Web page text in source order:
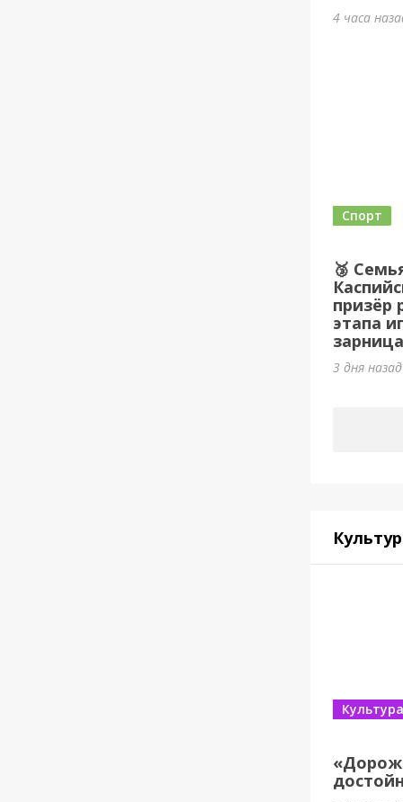
4 часа
🥉
призёр
этапа
Спорт
3 дня
Культура